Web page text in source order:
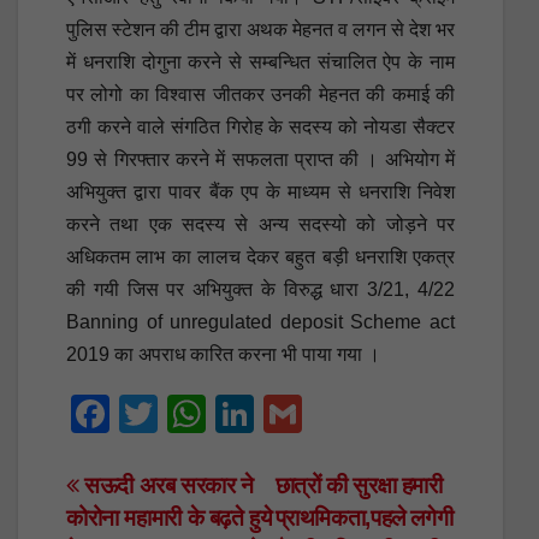
पुलिस स्टेशन की टीम द्वारा अथक मेहनत व लगन से देश भर
में धनराशि दोगुना करने से सम्बन्धित संचालित ऐप के नाम
पर लोगो का विश्वास जीतकर उनकी मेहनत की कमाई की
ठगी करने वाले संगठित गिरोह के सदस्य को नोयडा सैक्टर
99 से गिरफ्तार करने में सफलता प्राप्त की । अभियोग में
अभियुक्त द्वारा पावर बैंक एप के माध्यम से धनराशि निवेश
करने तथा एक सदस्य से अन्य सदस्यो को जोड़ने पर
अधिकतम लाभ का लालच देकर बहुत बड़ी धनराशि एकत्र
की गयी जिस पर अभियुक्त के विरुद्ध धारा 3/21, 4/22
Banning of unregulated deposit Scheme act
2019 का अपराध कारित करना भी पाया गया ।
F
c
e
T
tt
er
W
at
s
Li
k
e
ail
Post
छात्रों की सुरक्षा हमारी
प्राथमिकता,पहले लगेगी
सऊदी अरब सरकार ने
कोरोना महामारी के बढ़ते हुये